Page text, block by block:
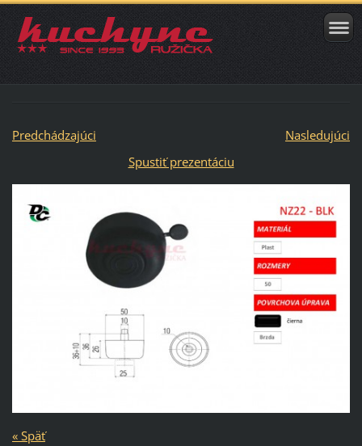
Predchádzajúci
Nasledujúci
Spustiť prezentáciu
« Späť